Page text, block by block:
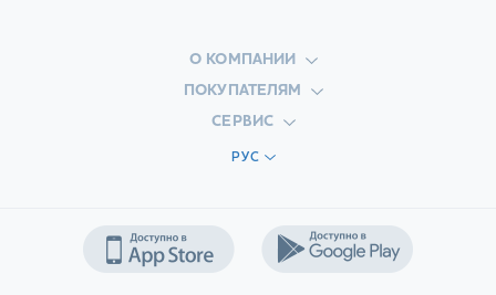
О КОМПАНИИ
ПОКУПАТЕЛЯМ
СЕРВИС
РУС